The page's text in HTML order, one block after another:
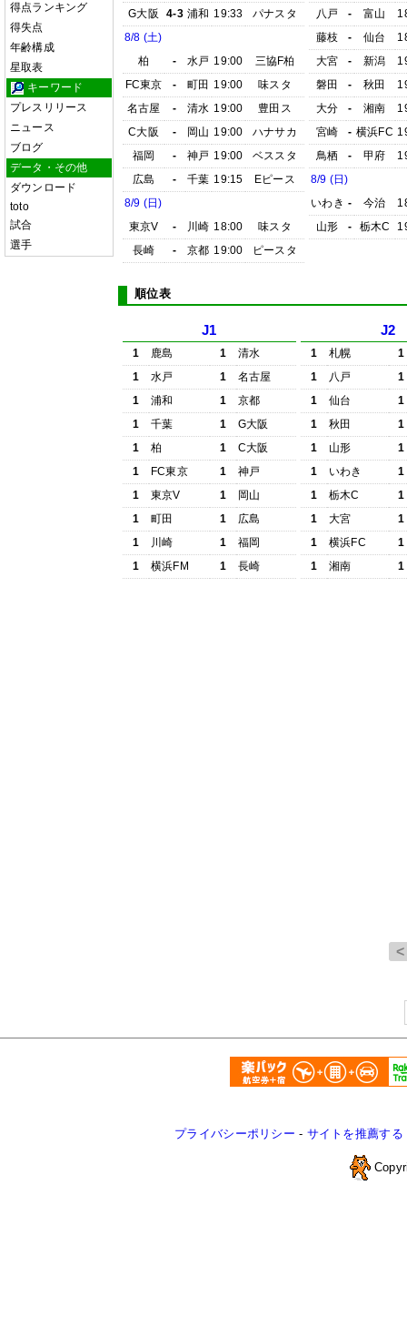
得点ランキング
得失点
年齢構成
星取表
キーワード
プレスリリース
ニュース
ブログ
データ・その他
ダウンロード
toto
試合
選手
G大阪
4-3 浦和 19:33
パナスタ
8/8 (土)
柏
- 水戸 19:00
三協F柏
FC東京
- 町田 19:00
味スタ
名古屋
- 清水 19:00
豊田ス
C大阪
- 岡山 19:00
ハナサカ
福岡
- 神戸 19:00
ベススタ
広島
- 千葉 19:15
Eピース
8/9 (日)
東京V
- 川崎 18:00
味スタ
長崎
- 京都 19:00 ピースタ
八戸
- 富山
藤枝
- 仙台
大宮
- 新潟
磐田
- 秋田
大分
- 湘南
宮崎
- 横浜FC
鳥栖
- 甲府
8/9 (日)
いわき - 今治
山形
- 栃木C
順位表
J1
1 鹿島 1
清水
1
水戸 1
名古屋
1
浦和 1
京都
1
千葉 1
G大阪
1
柏 1
C大阪
1
FC東京 1
神戸
1
東京V 1
岡山
1
町田 1
広島
1
川崎 1
福岡
1
横浜FM 1 長崎
J2
1 札幌
1
1
八戸
1
1
仙台
1
1
秋田
1
1
山形
1
1
いわき
1
1
栃木C
1
1
大宮
1
1
横浜FC
1
1
湘南 1
プライバシーポリシー - サイトを推薦する